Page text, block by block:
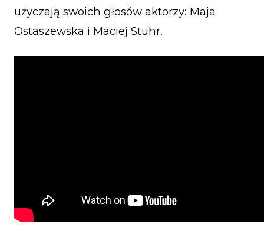
użyczają swoich głosów aktorzy: Maja
Ostaszewska i Maciej Stuhr.